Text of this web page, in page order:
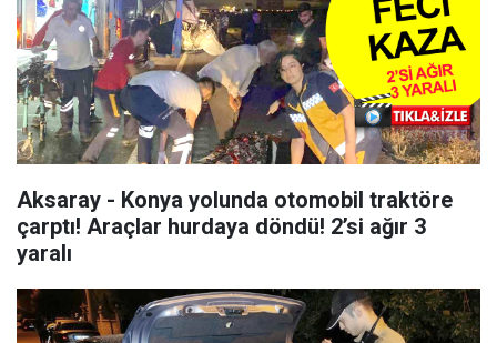
Aksaray - Konya yolunda otomobil traktöre
çarptı! Araçlar hurdaya döndü! 2’si ağır 3
yaralı